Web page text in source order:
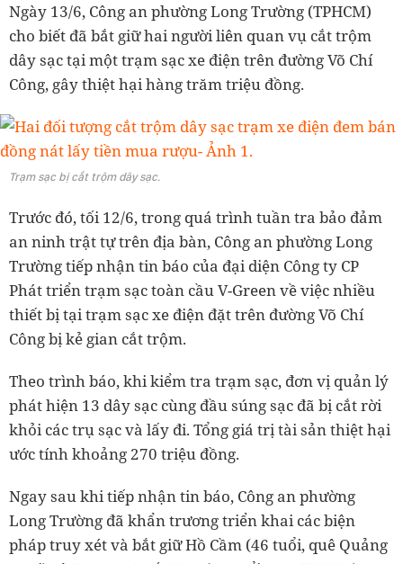
Ngày 13/6, Công an phường Long Trường (TPHCM)
cho biết đã bắt giữ hai người liên quan vụ cắt trộm
dây sạc tại một trạm sạc xe điện trên đường Võ Chí
Công, gây thiệt hại hàng trăm triệu đồng.
Trạm sạc bị cắt trộm dây sạc.
Trước đó, tối 12/6, trong quá trình tuần tra bảo đảm
an ninh trật tự trên địa bàn, Công an phường Long
Trường tiếp nhận tin báo của đại diện Công ty CP
Phát triển trạm sạc toàn cầu V-Green về việc nhiều
thiết bị tại trạm sạc xe điện đặt trên đường Võ Chí
Công bị kẻ gian cắt trộm.
Theo trình báo, khi kiểm tra trạm sạc, đơn vị quản lý
phát hiện 13 dây sạc cùng đầu súng sạc đã bị cắt rời
khỏi các trụ sạc và lấy đi. Tổng giá trị tài sản thiệt hại
ước tính khoảng 270 triệu đồng.
Ngay sau khi tiếp nhận tin báo, Công an phường
Long Trường đã khẩn trương triển khai các biện
pháp truy xét và bắt giữ Hồ Cầm (46 tuổi, quê Quảng